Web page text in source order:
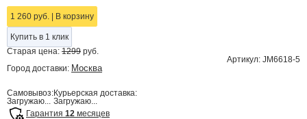
1 260 руб. В корзину
Купить в 1 клик
Старая цена: 1299 руб.
Артикул: JM6618-5
Город доставки: Москва
Самовывоз:
Загружаю...
Курьерская доставка:
Загружаю...
Гарантия 12 месяцев